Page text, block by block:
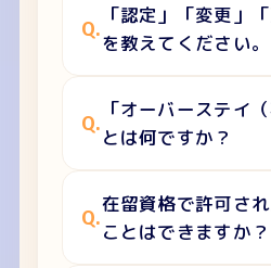
Q.
「認定」「変更」
を教えてください。
Q.
「オーバーステイ
とは何ですか？
Q.
在留資格で許可さ
ことはできますか？